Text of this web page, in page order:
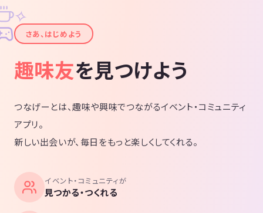
✦
✧
さあ、はじめよう
趣味友を見つけよう
つなげーとは、趣味や興味でつながるイベント・コミュニティ
アプリ。
新しい出会いが、毎日をもっと楽しくしてくれる。
イベント・コミュニティが
見つかる・つくれる